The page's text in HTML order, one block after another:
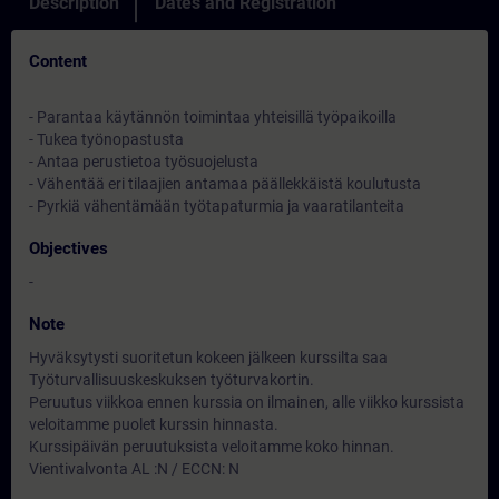
Content
- Parantaa käytännön toimintaa yhteisillä työpaikoilla
- Tukea työnopastusta
- Antaa perustietoa työsuojelusta
- Vähentää eri tilaajien antamaa päällekkäistä koulutusta
- Pyrkiä vähentämään työtapaturmia ja vaaratilanteita
Objectives
-
Note
Hyväksytysti suoritetun kokeen jälkeen kurssilta saa
Työturvallisuuskeskuksen työturvakortin.
Peruutus viikkoa ennen kurssia on ilmainen, alle viikko kurssista
veloitamme puolet kurssin hinnasta.
Kurssipäivän peruutuksista veloitamme koko hinnan.
Vientivalvonta AL :N / ECCN: N